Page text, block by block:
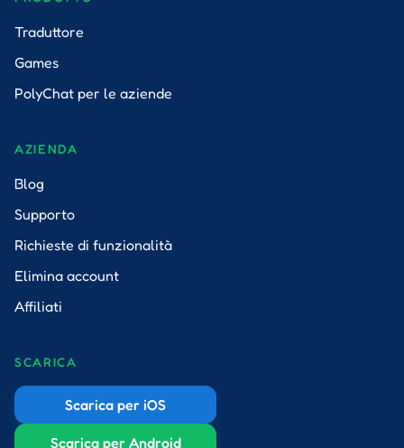
Traduttore
Games
PolyChat per le aziende
AZIENDA
Blog
Supporto
Richieste di funzionalità
Elimina account
Affiliati
SCARICA
Scarica per iOS
Scarica per Android